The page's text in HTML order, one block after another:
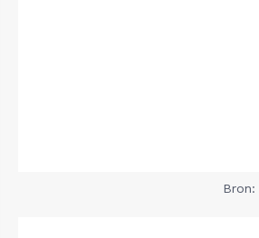
Bron: